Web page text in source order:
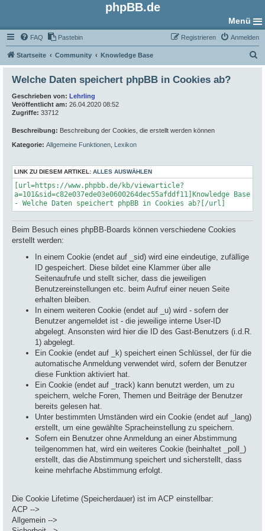
phpBB.de
Menü
FAQ Pastebin Anmelden
Registrieren
Startseite Community Knowledge Base
u
Welche Daten speichert phpBB in Cookies ab?
Geschrieben von: Lehrling
Veröffentlicht am: 26.04.2020 08:52
Zugriffe: 33712
Beschreibung: Beschreibung der Cookies, die erstellt werden können
Kategorie: Allgemeine Funktionen Lexikon
LINK ZU DIESEM ARTIKEL: ALLES AUSWÄHLEN
[url=https://www.phpbb.de/kb/viewarticle?
a=101&sid=c82e037ede03e0600264dec55afddf11]Knowledge Base
- Welche Daten speichert phpBB in Cookies ab?[/url]
Beim Besuch eines phpBB-Boards können verschiedene Cookies
erstellt werden:
In einem Cookie (endet auf _sid) wird eine eindeutige, zufällige
ID gespeichert. Diese bildet eine Klammer über alle
Seitenaufrufe und stellt sicher, dass die jeweiligen
Benutzereinstellungen etc. beim Aufruf einer neuen Seite
erhalten bleiben.
In einem weiteren Cookie (endet auf _u) wird - sofern der
Benutzer angemeldet ist - die jeweilige interne User-ID
abgelegt. Ansonsten wird hier die ID des Gast-Benutzers (i.d.R.
1) abgelegt.
Ein Cookie (endet auf _k) speichert einen Schlüssel, der für die
automatische Anmeldung verwendet wird, sofern der Benutzer
diese Funktion aktiviert hat.
Ein Cookie (endet auf _track) kann benutzt werden, um zu
speichern, welche Foren, Themen und Beiträge der Benutzer
bereits gelesen hat.
Unter bestimmten Umständen wird ein Cookie (endet auf _lang)
erstellt, um eine gewählte Spracheinstellung zu speichern.
Sofern ein Benutzer ohne Anmeldung an einer Abstimmung
teilgenommen hat, wird ein weiteres Cookie (beinhaltet _poll_)
erstellt, das die Abstimmung speichert und sicherstellt, dass
keine mehrfache Abstimmung erfolgt.
Die Cookie Lifetime (Speicherdauer) ist im ACP einstellbar:
ACP -->
Allgemein -->